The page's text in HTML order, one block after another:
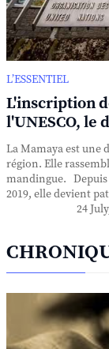
L’ESSENTIEL
L'inscription
l'UNESCO, le
La Mamaya est une
région. Elle
mandingue. Depuis
2019, elle devient
24